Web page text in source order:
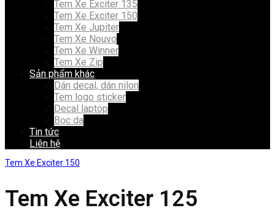
Tem Xe Exciter 135
Tem Xe Exciter 150
Tem Xe Jupiter
Tem Xe Nouvo
Tem Xe Winner
Tem Xe Zip
Sản phẩm khác
Dán decal, dán nilon
Tem logo sticker
Decal laptop
Bọc da
Tin tức
Liên hệ
Tem Xe Exciter 150
Tem Xe Exciter 125